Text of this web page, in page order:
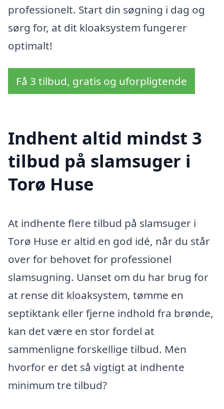
professionelt. Start din søgning i dag og
sørg for, at dit kloaksystem fungerer
optimalt!
Få 3 tilbud, gratis og uforpligtende
Indhent altid mindst 3
tilbud på slamsuger i
Torø Huse
At indhente flere tilbud på slamsuger i
Torø Huse er altid en god idé, når du står
over for behovet for professionel
slamsugning. Uanset om du har brug for
at rense dit kloaksystem, tømme en
septiktank eller fjerne indhold fra brønde,
kan det være en stor fordel at
sammenligne forskellige tilbud. Men
hvorfor er det så vigtigt at indhente
minimum tre tilbud?